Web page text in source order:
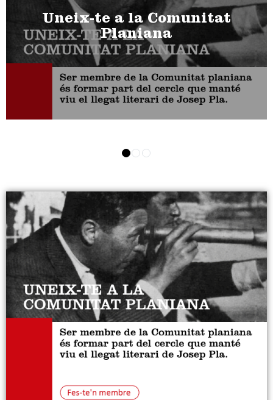
Uneix-te a la Comunitat
Planiana